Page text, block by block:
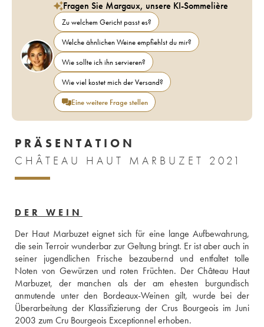
Fragen Sie Margaux, unsere KI-Sommelière
Zu welchem Gericht passt es?
Welche ähnlichen Weine empfiehlst du mir?
Wie sollte ich ihn servieren?
Wie viel kostet mich der Versand?
Eine weitere Frage stellen
PRÄSENTATION
CHÂTEAU HAUT MARBUZET 2021
DER WEIN
Der Haut Marbuzet eignet sich für eine lange Aufbewahrung,
die sein Terroir wunderbar zur Geltung bringt. Er ist aber auch in
seiner jugendlichen Frische bezaubernd und entfaltet tolle
Noten von Gewürzen und roten Früchten. Der Château Haut
Marbuzet, der manchen als der am ehesten burgundisch
anmutende unter den Bordeaux-Weinen gilt, wurde bei der
Überarbeitung der Klassifizierung der Crus Bourgeois im Juni
2003 zum Cru Bourgeois Exceptionnel erhoben.